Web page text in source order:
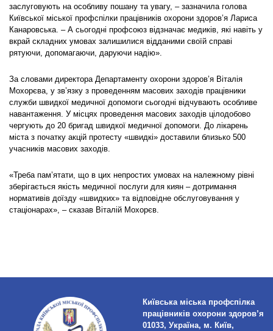
заслуговують на особливу пошану та увагу, – зазначила голова
Київської міської профспілки працівників охорони здоров’я Лариса
Канаровська. – А сьогодні профсоюз відзначає медиків, які навіть у
вкрай складних умовах залишилися відданими своїй справі
рятуючи, допомагаючи, даруючи надію».
За словами директора Департаменту охорони здоров’я Віталія
Мохорєва, у зв’язку з проведенням масових заходів працівники
служби швидкої медичної допомоги сьогодні відчувають особливе
навантаження. У місцях проведення масових заходів цілодобово
чергують до 20 бригад швидкої медичної допомоги. До лікарень
міста з початку акцій протесту «швидкі» доставили близько 500
учасників масових заходів.
«Треба пам’ятати, що в цих непростих умовах на належному рівні
зберігається якість медичної послуги для киян – дотримання
нормативів доїзду «швидких» та відповідне обслуговування у
стаціонарах», – сказав Віталій Мохорєв.
Київська міська профспілка
працівників охорони здоров’я
01033, Україна, м. Київ,